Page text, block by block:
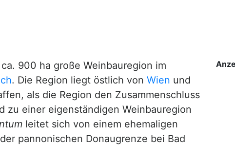
900 ha große Weinbauregion im
. Die Region liegt östlich von Wien und
als die Region den Zusammenschluss
zu einer eigenständigen Weinbauregion
leitet sich von einem ehemaligen
pannonischen Donaugrenze bei Bad